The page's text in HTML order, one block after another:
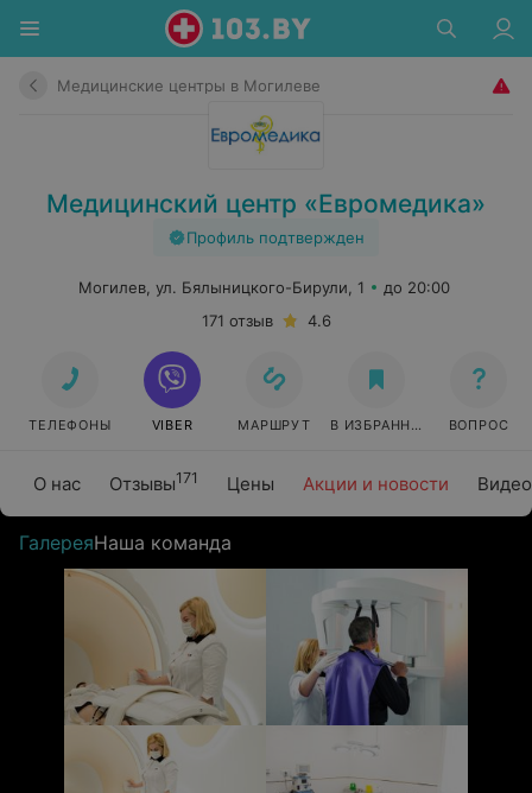
Медицинские центры в Могилеве
Медицинский центр «Евромедика»
Профиль подтвержден
О нас Отзывы171 Цены Акции и новости Видео
Могилев, ул. Бялыницкого-Бирули, 1
до 20:00
171 отзыв
4.6
ТЕЛЕФОНЫ VIBER МАРШРУТ В ИЗБРАННОЕ ВОПРОС
ГалереяНаша команда